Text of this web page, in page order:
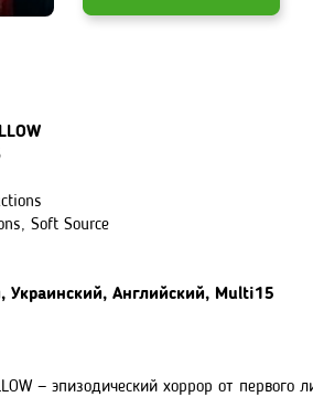
Soft Source
Украинский, Английский, Multi15
— эпизодический хоррор от